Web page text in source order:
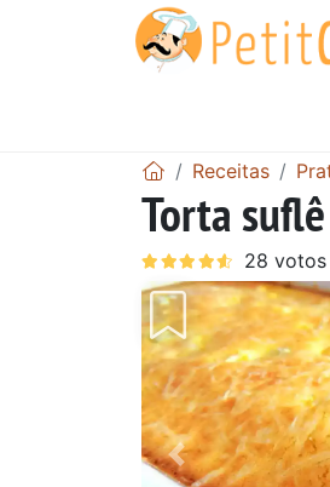
Receitas
Torta
Anterior